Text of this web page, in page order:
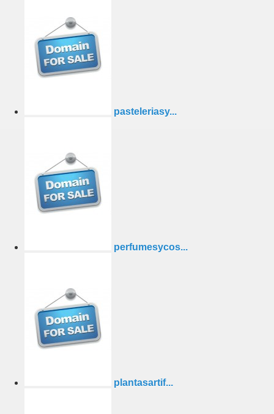
pasteleriasy...
perfumesycos...
plantasartif...